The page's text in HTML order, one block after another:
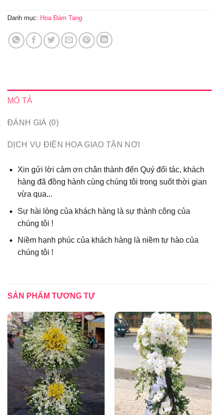
Danh mục: Hoa Đám Tang
MÔ TẢ
ĐÁNH GIÁ (0)
DỊCH VỤ ĐIỆN HOA GIAO TẬN NƠI
Xin gửi lời cảm ơn chân thành đến Quý đối tác, khách
hàng đã đồng hành cùng chúng tôi trong suốt thời gian
vừa qua...
Sự hài lòng của khách hàng là sự thành công của
chúng tôi !
Niềm hạnh phúc của khách hàng là niềm tự hào của
chúng tôi !
SẢN PHẨM TƯƠNG TỰ